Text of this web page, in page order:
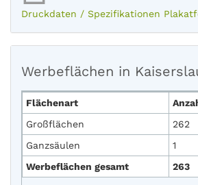
Druckdaten / Spezifikationen
Werbeflächen in
Flächenart
Großflächen
262
Ganzsäulen
1
Werbeflächen gesamt
263